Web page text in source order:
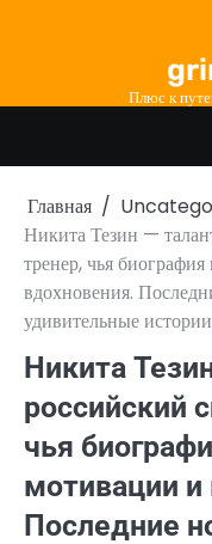
Плюс к
Главная
Никита Тезин —
тренер, чья
вдохновения.
удивительные
Никита
российский
чья
мотивации и
Последние